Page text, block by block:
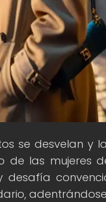
se desvelan y
de las mujeres